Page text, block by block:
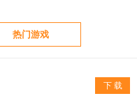
热门游戏
下 载